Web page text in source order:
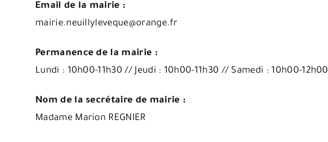
Email de la mairie :
mairie.neuillyleveque@orange.fr
Permanence de la mairie :
Lundi : 10h00-11h30 // Jeudi : 10h00-11h30 // Samedi : 10h00-12h00
Nom de la secrétaire de mairie :
Madame Marion REGNIER